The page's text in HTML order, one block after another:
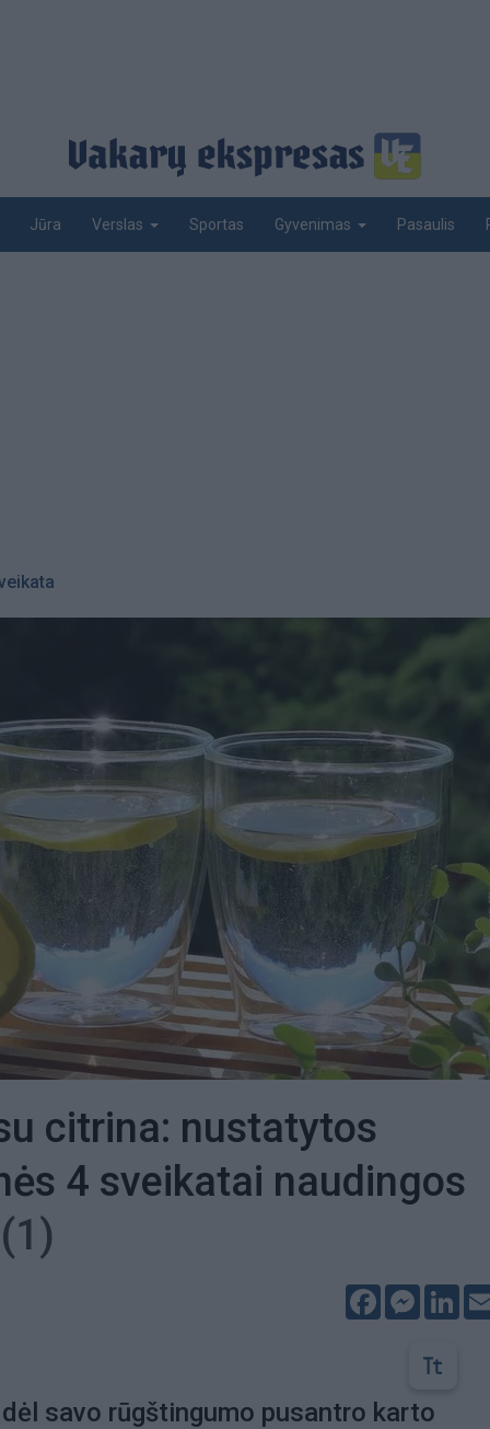
Jūra Verslas Sportas Gyvenimas Pasaulis
citrina: nustatytos
4 sveikatai naudingos
(1)
Facebook
savo rūgštingumo pusantro karto